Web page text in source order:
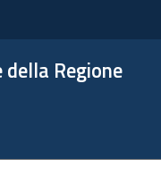
Regione